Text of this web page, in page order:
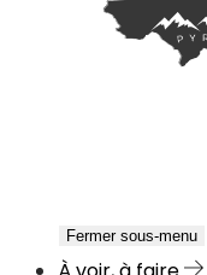
Fermer sous-menu